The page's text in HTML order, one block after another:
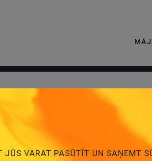
JŪS VARAT PASŪTĪT UN SAŅEMT